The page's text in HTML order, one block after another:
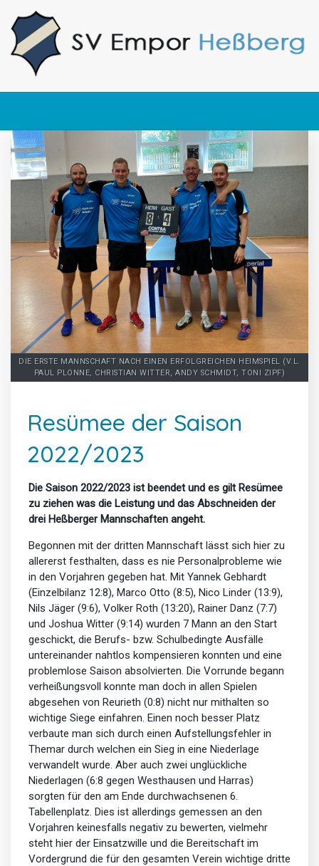
DIE ERSTE MANNSCHAFT NACH EINEN ERFOLGREICHEN HEIMSPIEL (V.L.
PAUL PLONNE, CHRISTIAN WITTER, ANDY SCHMIDT, TONI ZIPF)
Resümee der Saison
2022/2023
Die Saison 2022/2023 ist beendet und es gilt Resümee
zu ziehen was die Leistung und das Abschneiden der
drei Heßberger Mannschaften angeht.
Begonnen mit der dritten Mannschaft lässt sich hier zu
allererst festhalten, dass es nie Personalprobleme wie
in den Vorjahren gegeben hat. Mit Yannek Gebhardt
(Einzelbilanz 12:8), Marco Otto (8:5), Nico Linder (13:9),
Nils Jäger (9:6), Volker Roth (13:20), Rainer Danz (7:7)
und Joshua Witter (9:14) wurden 7 Mann an den Start
geschickt, die Berufs- bzw. Schulbedingte Ausfälle
untereinander nahtlos kompensieren konnten und eine
problemlose Saison absolvierten. Die Vorrunde begann
verheißungsvoll konnte man doch in allen Spielen
abgesehen von Reurieth (0:8) nicht nur mithalten so
wichtige Siege einfahren. Einen noch besser Platz
verbaute man sich durch einen Aufstellungsfehler in
Themar durch welchen ein Sieg in eine Niederlage
verwandelt wurde. Aber auch zwei unglückliche
Niederlagen (6:8 gegen Westhausen und Harras)
sorgten für den am Ende durchwachsenen 6.
Tabellenplatz. Dies ist allerdings gemessen an den
Vorjahren keinesfalls negativ zu bewerten, vielmehr
steht hier der Einsatzwille und die Bereitschaft im
Vordergrund die für den gesamten Verein wichtige dritte